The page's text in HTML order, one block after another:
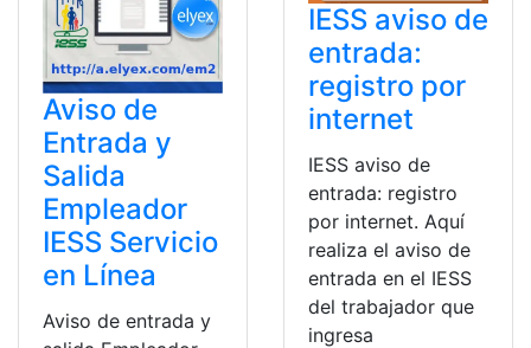
Aviso de
Entrada y
Salida
Empleador
IESS Servicio
en Línea
Aviso de entrada y
IESS aviso de
entrada:
registro por
internet
IESS aviso de
entrada: registro
por internet. Aquí
realiza el aviso de
entrada en el IESS
del trabajador que
ingresa